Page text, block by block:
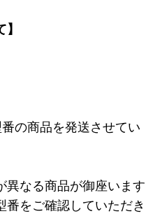
の商品を発送させてい
異なる商品が御座います
をご確認していただき